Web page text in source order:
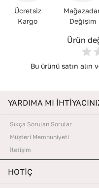
Ücretsiz
Kargo
Değişim
Ürün
Bu ürünü satın alın
YARDIMA MI
Sıkça Sorulan Sorular
Müşteri Memnuniyeti
İletişim
HOTİÇ